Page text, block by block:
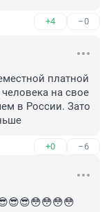
+4 –0
платной
на свое
в России. Зато
+0 –6